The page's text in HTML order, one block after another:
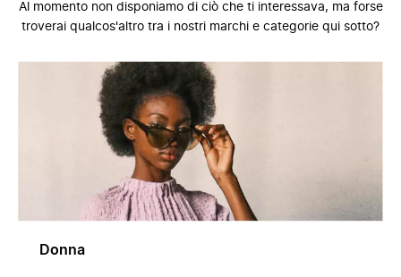
Al momento non disponiamo di ciò che ti interessava, ma forse
troverai qualcos'altro tra i nostri marchi e categorie qui sotto?
Donna